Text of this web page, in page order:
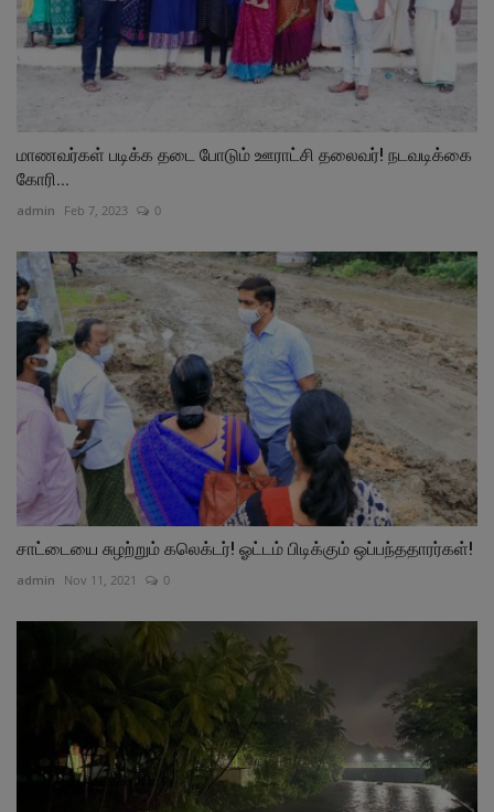
மாணவர்கள் படிக்க தடை போடும் ஊராட்சி தலைவர்! நடவடிக்கை
கோரி...
admin Feb 7, 2023 0
சாட்டையை சுழற்றும் கலெக்டர்! ஓட்டம் பிடிக்கும் ஒப்பந்ததாரர்கள்!
admin Nov 11, 2021 0